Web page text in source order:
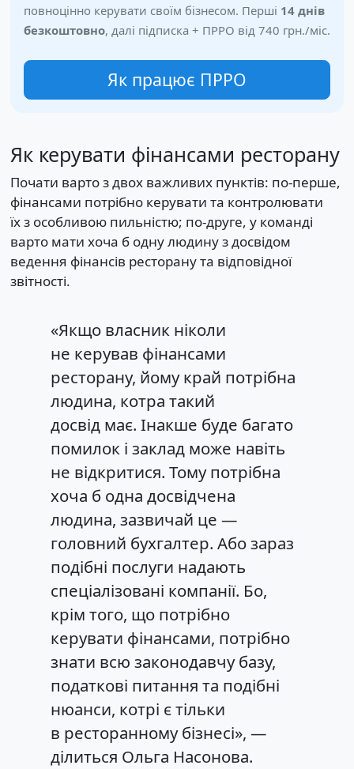
повноцінно керувати своїм бізнесом. Перші 14 днів
безкоштовно, далі підписка + ПРРО від 740 грн./міс.
Як працює ПРРО
Як керувати фінансами ресторану
Почати варто з двох важливих пунктів: по-перше,
фінансами потрібно керувати та контролювати
їх з особливою пильністю; по-друге, у команді
варто мати хоча б одну людину з досвідом
ведення фінансів ресторану та відповідної
звітності.
«Якщо власник ніколи
не керував фінансами
ресторану, йому край потрібна
людина, котра такий
досвід має. Інакше буде багато
помилок і заклад може навіть
не відкритися. Тому потрібна
хоча б одна досвідчена
людина, зазвичай це —
головний бухгалтер. Або зараз
подібні послуги надають
спеціалізовані компанії. Бо,
крім того, що потрібно
керувати фінансами, потрібно
знати всю законодавчу базу,
податкові питання та подібні
нюанси, котрі є тільки
в ресторанному бізнесі», —
ділиться Ольга Насонова.